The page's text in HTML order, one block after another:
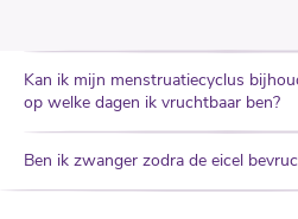
Kan ik mijn menstruatiecyclus
op welke dagen ik vruchtbaar ben?
Ben ik zwanger zodra de eicel